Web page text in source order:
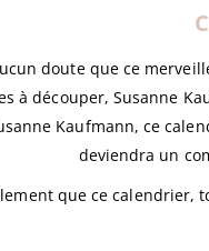
doute que ce
à découper, Susanne
Kaufmann, ce
deviendra un
que ce calendrier,